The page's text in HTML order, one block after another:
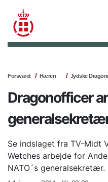
Forsvaret Hæren Jydske
Dragonofficer
Se indslaget fra TV-Midt
Wetches arbejde for
NATO´s generalsekretær.